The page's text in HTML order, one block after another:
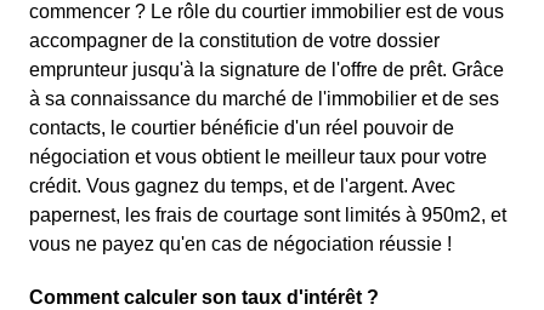
commencer ? Le rôle du courtier immobilier est de vous
accompagner de la constitution de votre dossier
emprunteur jusqu'à la signature de l'offre de prêt. Grâce
à sa connaissance du marché de l'immobilier et de ses
contacts, le courtier bénéficie d'un réel pouvoir de
négociation et vous obtient le meilleur taux pour votre
crédit. Vous gagnez du temps, et de l'argent. Avec
papernest, les frais de courtage sont limités à 950m2, et
vous ne payez qu'en cas de négociation réussie !
Comment calculer son taux d'intérêt ?